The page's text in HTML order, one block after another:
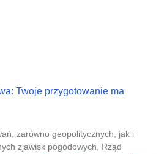
Twoje przygotowanie ma
zarówno geopolitycznych, jak i
zjawisk pogodowych, Rząd